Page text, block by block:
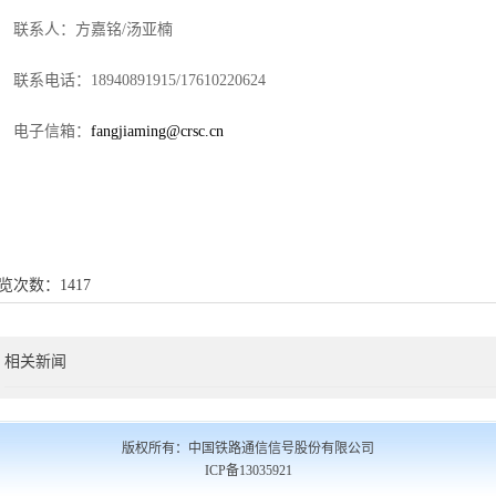
联系人： 方嘉铭/汤亚楠
联系电话： 18940891915/17610220624
电子信箱： fangjiaming@crsc.cn
次数： 1417
相关新闻
版权所有：中国铁路通信信号股份有限公司
ICP备13035921